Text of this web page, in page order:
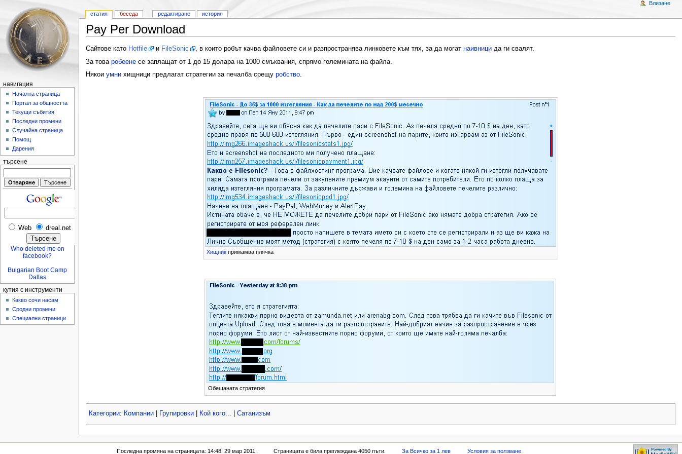
Pay Per Download
Сайтове като Hotfile и FileSonic , в които робът качва файловете си и разпространява линковете към тях, за да могат наивницида ги свалят.
За това робеенесе заплащат от 1 до 15 долара на 1000 смъквания, спрямо големината на файла.
Някои умнихищници предлагат стратегии за печалба срещу робство.
Хищникпримамва плячка
Обещаната стратегия
Категории: Компании| Групировки| Кой кого... Сатанизъм
статия беседа редактиране история
Влизане
навигация
Начална страница
Портал за общността
Текущи събития
Последни промени
Случайна страница
Помощ
Дарения
търсене
Web dreal.net
Who deleted me on
facebook?
Bulgarian Boot Camp
Dallas
кутия с инструменти
Какво сочи насам
Сродни промени
Специални страници
Последна промяна на страницата: 14:48, 29 мар 2011. Страницата е била преглеждана 4050 пъти. За Всичко за 1 лев Условия за ползване